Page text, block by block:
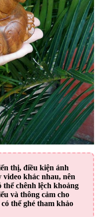
thị, điều kiện ánh
video khác nhau, nên
thể chênh lệch khoảng
và thông cảm cho
thể ghé tham khảo